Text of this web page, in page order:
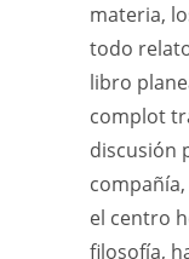
materia,
todo
libro
complot
discusión
el centro
filosofía,